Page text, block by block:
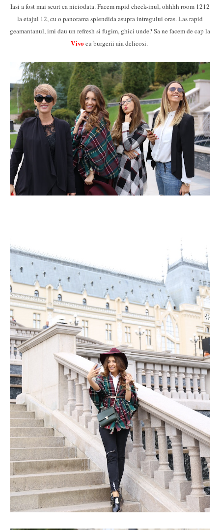
Iasi a fost mai scurt ca niciodata. Facem rapid check-inul, ohhhh room 1212
la etajul 12, cu o panorama splendida asupra intregului oras. Las rapid
geamantanul, imi dau un refresh si fugim, ghici unde? Sa ne facem de cap la
Vivocu burgerii aia delicosi.